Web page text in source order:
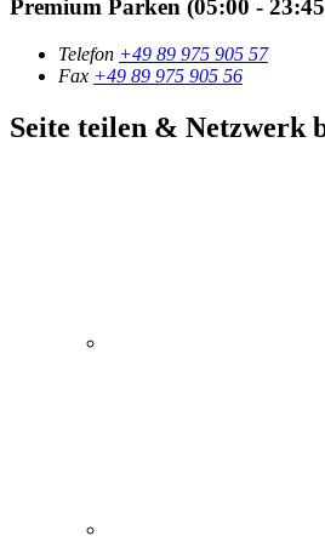
Premium Parken (05:00 -
Telefon +49 89 975 905 57
Fax +49 89 975 905 56
Seite teilen & Netzwerk